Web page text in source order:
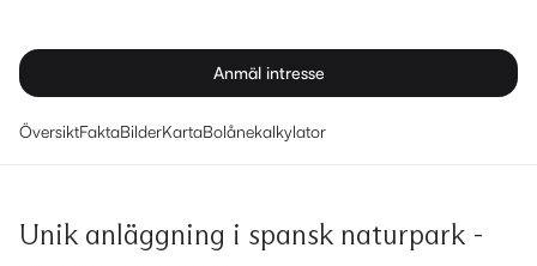
Anmäl intresse
ÖversiktFaktaBilderKartaBolånekalkylator
Unik anläggning i spansk naturpark -